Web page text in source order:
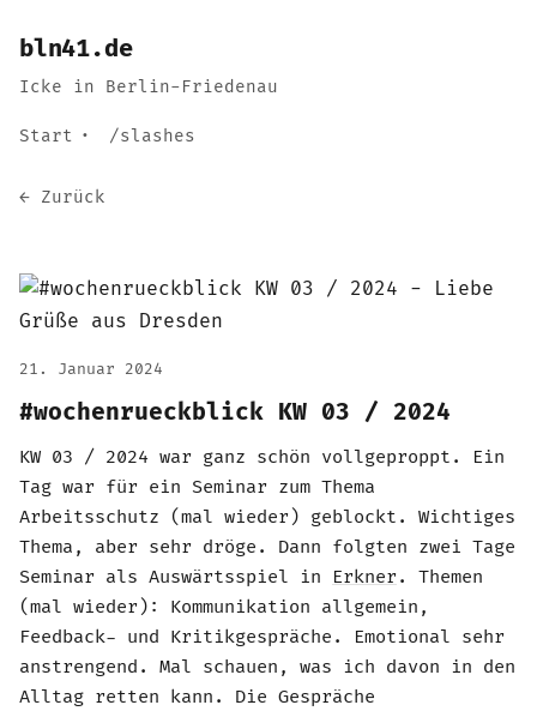
bln41.de
Icke in Berlin-Friedenau
Start /slashes
← Zurück
21. Januar 2024
#wochenrueckblick KW 03 / 2024
KW 03 / 2024 war ganz schön vollgeproppt. Ein
Tag war für ein Seminar zum Thema
Arbeitsschutz (mal wieder) geblockt. Wichtiges
Thema, aber sehr dröge. Dann folgten zwei Tage
Seminar als Auswärtsspiel in
Erkner. Themen
(mal wieder): Kommunikation allgemein,
Feedback- und Kritikgespräche. Emotional sehr
anstrengend . Mal schauen, was ich davon in den
Alltag retten kann. Die Gespräche